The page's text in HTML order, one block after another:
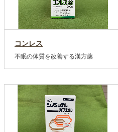
コンレス
不眠の体質を改善する漢方薬